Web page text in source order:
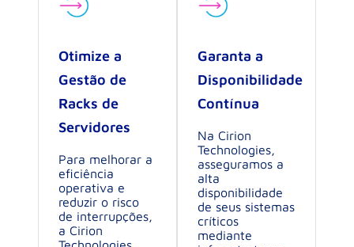
Otimize a
Gestão de
Racks de
Servidores
Para melhorar a
eficiência
operativa e
reduzir o risco
de interrupções,
a Cirion
Garanta a
Disponibilidade
Contínua
Na Cirion
Technologies,
asseguramos a
alta
disponibilidade
de seus sistemas
críticos
mediante